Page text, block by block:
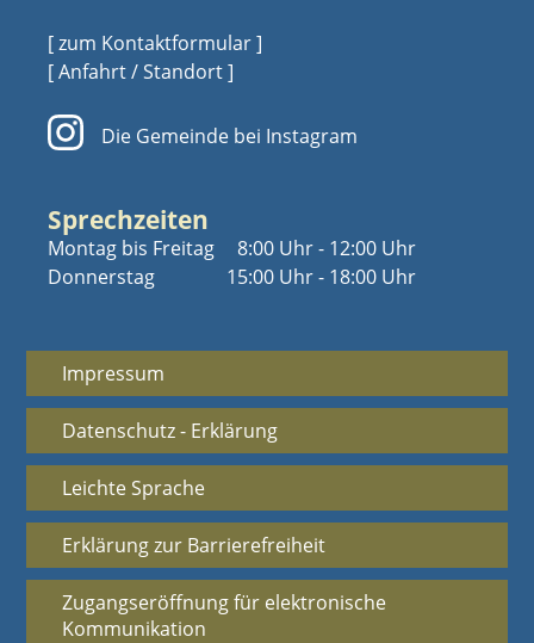
[ zum Kontaktformular ]
[ Anfahrt / Standort ]
Die Gemeinde bei Instagram
Sprechzeiten
Montag bis Freitag
Donnerstag
8:00 Uhr - 12:00 Uhr
15:00 Uhr - 18:00 Uhr
Impressum
Datenschutz - Erklärung
Leichte Sprache
Erklärung zur Barrierefreiheit
Zugangseröffnung für elektronische
Kommunikation